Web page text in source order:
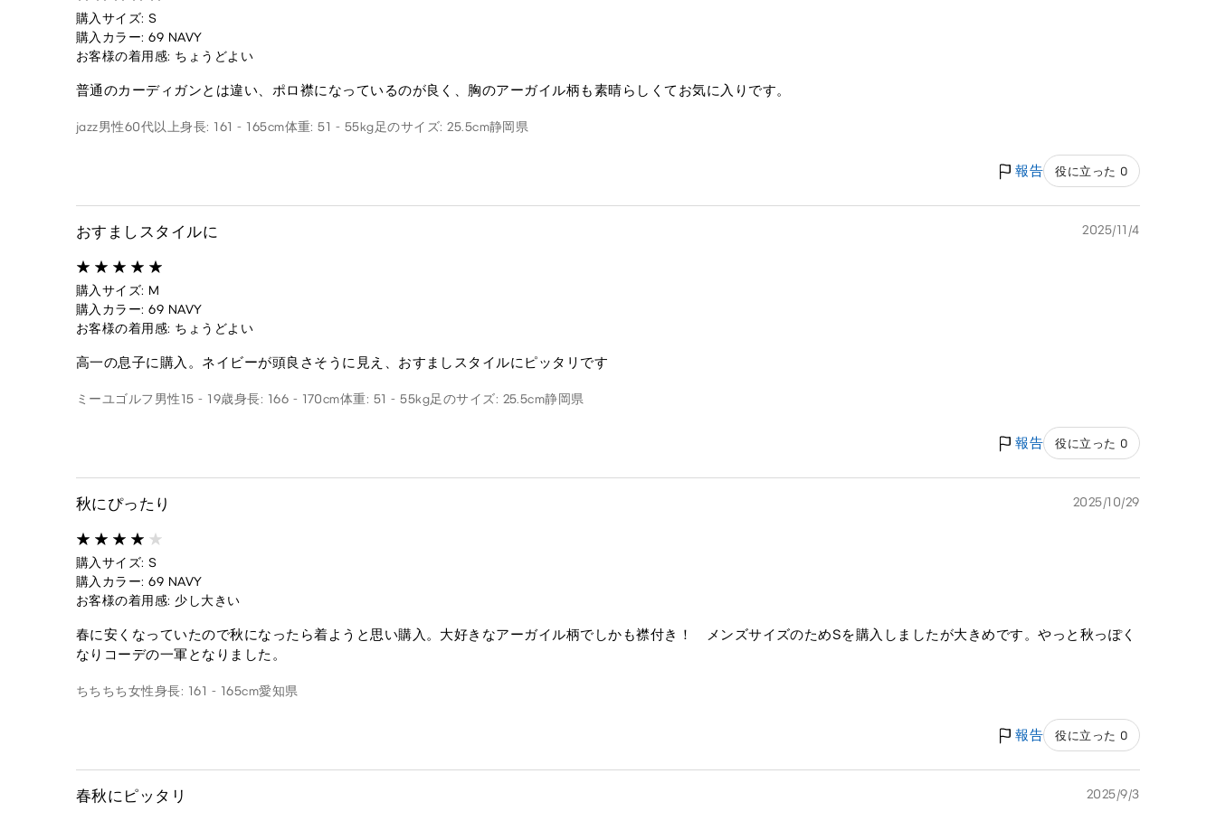
購入サイズ: S
購入カラー: 69 NAVY
お客様の着用感: ちょうどよい
普通のカーディガンとは違い、ポロ襟になっているのが良く、胸のアーガイル柄も素晴らしくてお気に入りです。
jazz男性60代以上身長: 161 - 165cm体重: 51 - 55kg足のサイズ: 25.5cm静岡県
報告 役に立った 0
おすましスタイルに 2025/11/4
購入サイズ: M
購入カラー: 69 NAVY
お客様の着用感: ちょうどよい
高一の息子に購入。ネイビーが頭良さそうに見え、おすましスタイルにピッタリです
ミーユゴルフ 男性15 - 19歳身長: 166 - 170cm体重: 51 - 55kg足のサイズ: 25.5cm静岡県
報告 役に立った 0
秋にぴったり 2025/10/29
購入サイズ: S
購入カラー: 69 NAVY
お客様の着用感: 少し大きい
春に安くなっていたので秋になったら着ようと思い購入。大好きなアーガイル柄でしかも襟付き！ メンズサイズのためSを購入しましたが大きめです。やっと秋っぽく
なりコーデの一軍となりました。
ちちちち女性身長: 161 - 165cm愛知県
報告 役に立った 0
春秋にピッタリ 2025/9/3